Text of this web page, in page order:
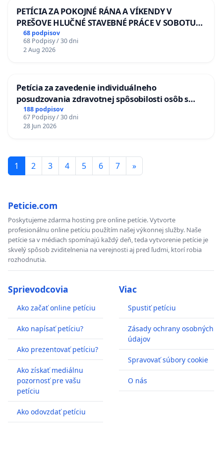
PETÍCIA ZA POKOJNÉ RÁNA A VÍKENDY V
PREŠOVE HLUČNÉ STAVEBNÉ PRÁCE V SOBOTU
LEN OD 9.00 DO 13.00 HOD., CEZ PRACOVNÝ
TÝŽDEŇ CIEĽ 8.00 – 18.00 HOD. A PRAVIDELNÁ
KONTROLA STAVBY C-AREA NA
68 podpisov
68 Podpisy / 30 dni
2 Aug 2026
Petícia za zavedenie individuálneho
posudzovania zdravotnej spôsobilosti osôb s
diabetom 1. a 2. typu pri prijímaní do
Policajného zboru SR
188 podpisov
67 Podpisy / 30 dni
28 Jun 2026
1 2 3 4 5 6 7 »
Peticie.com
Poskytujeme zdarma hosting pre online petície. Vytvorte
profesionálnu online petíciu použítím našej výkonnej služby. Naše
petície sa v médiach spomínajú každý deň, teda vytvorenie petície je
skvelý spôsob zviditelnenia na verejnosti aj pred ľudmi, ktorí robia
rozhodnutia.
Sprievodcovia
Ako začať online petíciu
Ako napísať petíciu?
Ako prezentovať petíciu?
Ako získať mediálnu
pozornosť pre vašu
petíciu
Ako odovzdať petíciu
Viac
Spustiť petíciu
Zásady ochrany osobných
údajov
Spravovať súbory cookie
O nás